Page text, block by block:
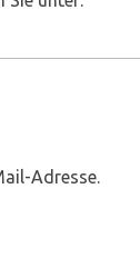
Adresse.